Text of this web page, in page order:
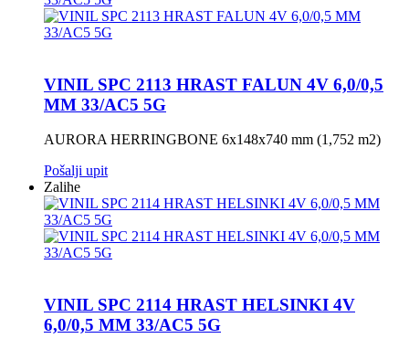
VINIL SPC 2113 HRAST FALUN 4V 6,0/0,5
MM 33/AC5 5G
AURORA HERRINGBONE 6x148x740 mm (1,752 m2)
Pošalji upit
Zalihe
VINIL SPC 2114 HRAST HELSINKI 4V
6,0/0,5 MM 33/AC5 5G